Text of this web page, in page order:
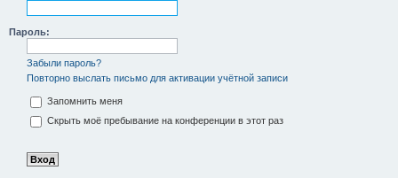
Пароль:
Забыли пароль?
Повторно выслать письмо для активации учётной записи
Запомнить меня
Скрыть моё пребывание на конференции в этот раз